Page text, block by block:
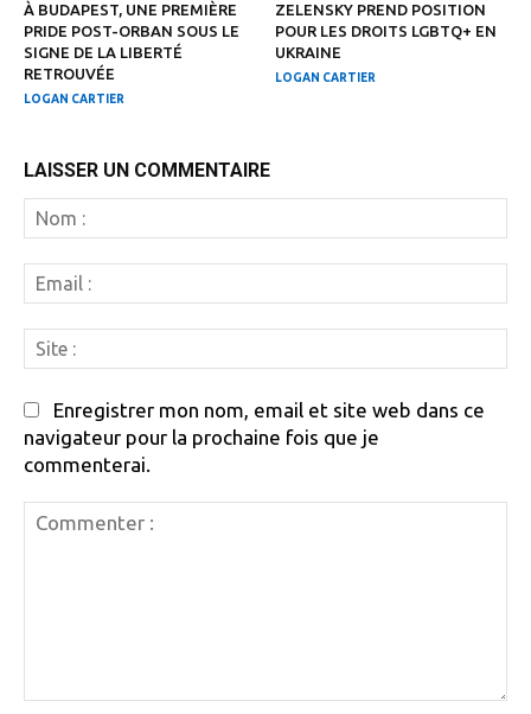
À BUDAPEST, UNE PREMIÈRE
PRIDE POST-ORBAN SOUS LE
SIGNE DE LA LIBERTÉ
RETROUVÉE
LOGAN CARTIER
ZELENSKY PREND POSITION
POUR LES DROITS LGBTQ+ EN
UKRAINE
LOGAN CARTIER
LAISSER UN COMMENTAIRE
:
:
:
Enregistrer mon nom, email et site web dans ce
navigateur pour la prochaine fois que je
commenterai.